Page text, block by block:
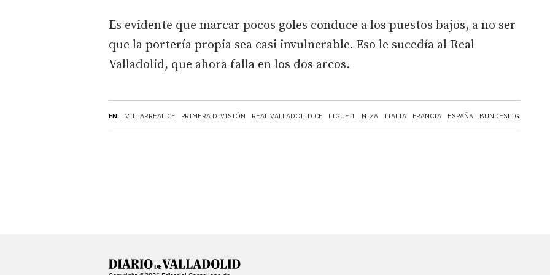
EN: VILLARREAL CF PRIMERA DIVISIÓN REAL VALLADOLID CF LIGUE 1 NIZA ITALIA FRANCIA ESPAÑA BUNDESLIGA
Es evidente que marcar pocos goles conduce a los puestos bajos, a no ser
que la portería propia sea casi invulnerable. Eso le sucedía al Real
Valladolid, que ahora falla en los dos arcos.